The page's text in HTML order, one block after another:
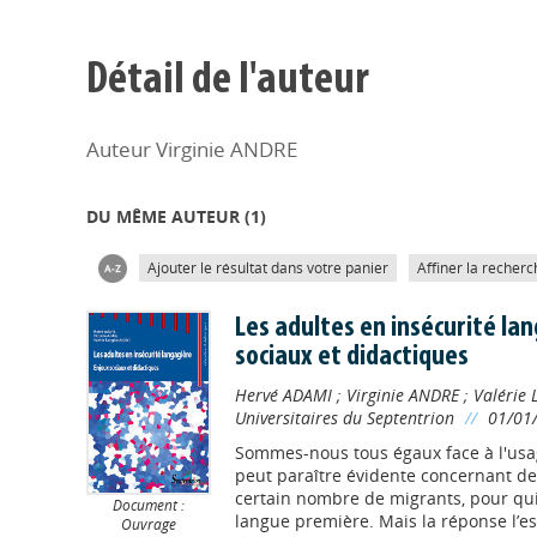
Détail de l'auteur
Auteur Virginie ANDRE
DU MÊME AUTEUR (1)
Ajouter le résultat dans votre panier Affiner la
Document :
Ouvrage
Les adultes en insécurité
sociaux et didactiques
Hervé ADAMI; Virginie ANDRE; Valérie
Universitaires du Septentrion // 01/
Sommes-nous tous égaux face à
peut paraître évidente concernant
certain nombre de migrants, pour
langue première. Mais la réponse